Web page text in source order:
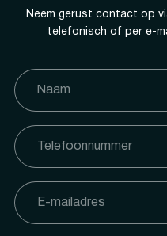
Neem gerust contact op
telefonisch of per e-